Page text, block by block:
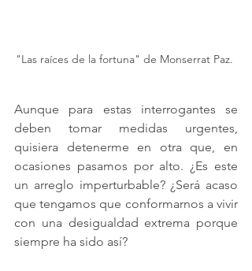
"Las raíces de la fortuna" de Monserrat Paz.
Aunque para estas interrogantes se
deben tomar medidas urgentes,
quisiera detenerme en otra que, en
ocasiones pasamos por alto. ¿Es este
un arreglo imperturbable? ¿Será acaso
que tengamos que conformarnos a vivir
con una desigualdad extrema porque
siempre ha sido así?